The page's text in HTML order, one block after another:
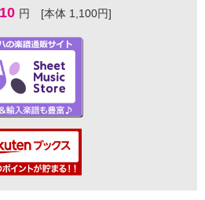
円 [本体 1,100円]